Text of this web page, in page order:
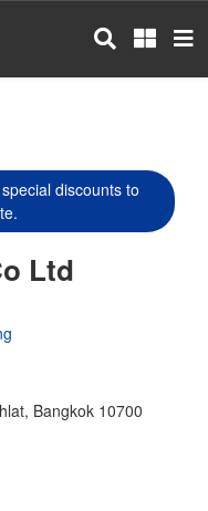
discounts to
Ltd
Bangkok 10700